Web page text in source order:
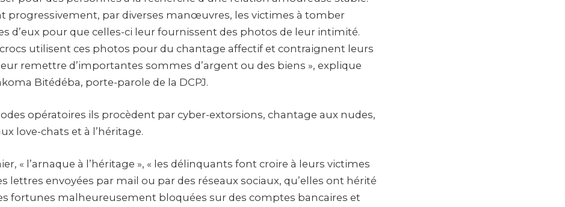
progressivement, par diverses manœuvres, les victimes à tomber
d’eux pour que celles-ci leur fournissent des photos de leur intimité.
utilisent ces photos pour du chantage affectif et contraignent leurs
remettre d’importantes sommes d’argent ou des biens », explique
Bitédéba, porte-parole de la DCPJ.
opératoires ils procèdent par cyber-extorsions, chantage aux nudes,
love-chats et à l’héritage.
« l’arnaque à l’héritage », « les délinquants font croire à leurs victimes
lettres envoyées par mail ou par des réseaux sociaux, qu’elles ont hérité
fortunes malheureusement bloquées sur des comptes bancaires et